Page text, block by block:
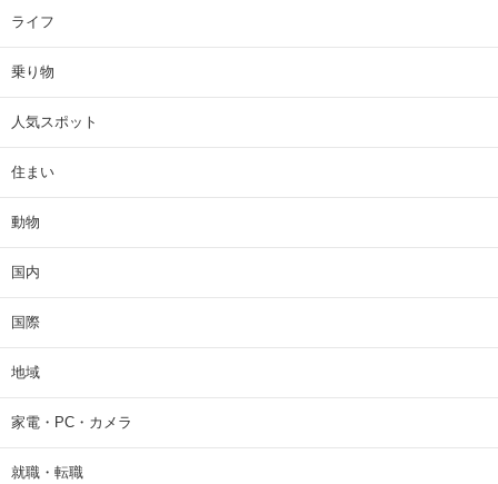
ライフ
乗り物
人気スポット
住まい
動物
国内
国際
地域
家電・PC・カメラ
就職・転職